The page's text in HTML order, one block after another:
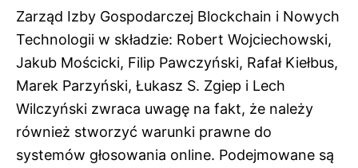
Zarząd Izby Gospodarczej Blockchain i Nowych
Technologii w składzie: Robert Wojciechowski,
Jakub Mościcki, Filip Pawczyński, Rafał Kiełbus,
Marek Parzyński, Łukasz S. Zgiep i Lech
Wilczyński zwraca uwagę na fakt, że należy
również stworzyć warunki prawne do
systemów głosowania online. Podejmowane są